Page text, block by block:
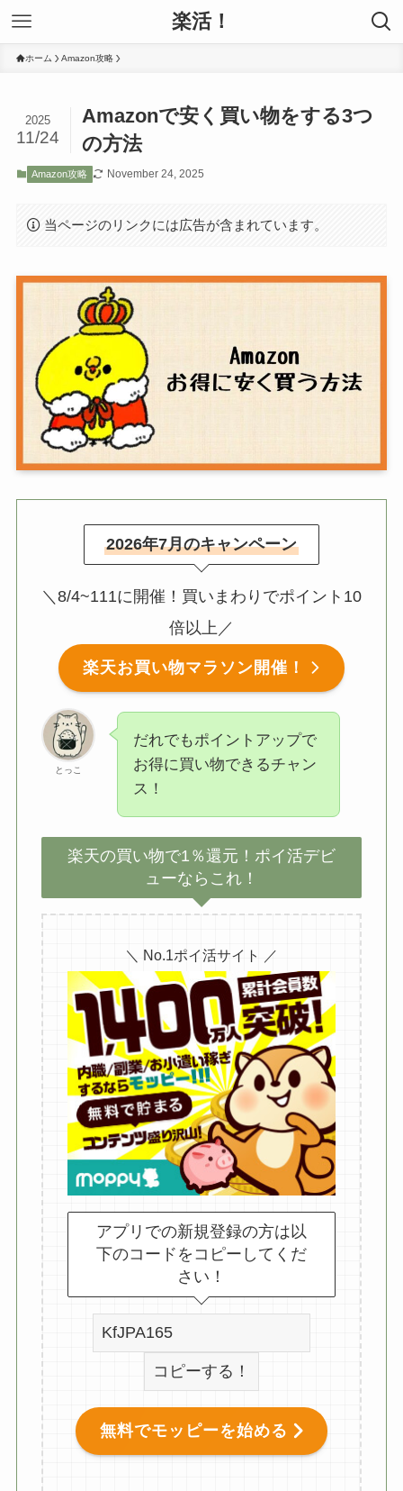
楽活！
ホーム Amazon攻略
Amazonで安く買い物をする3つ
の方法
2025
11/24
Amazon攻略 November 24, 2025
当ページのリンクには広告が含まれています。
2026年7月のキャンペーン
＼8/4~111に開催！買いまわりでポイント10
倍以上／
楽天お買い物マラソン開催！
とっこ
だれでもポイントアップで
お得に買い物できるチャン
ス！
楽天の買い物で1％還元！ポイ活デビ
ューならこれ！
＼ No.1ポイ活サイト ／
アプリでの新規登録の方は以
下のコードをコピーしてくだ
さい！
コピーする！
無料でモッピーを始める